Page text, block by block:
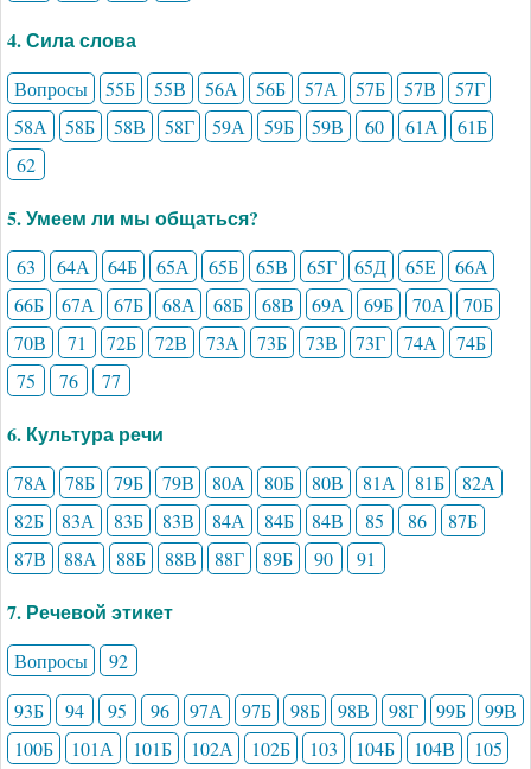
4. Сила слова
Вопросы 55Б 55В 56А 56Б 57А 57Б 57В
57Г
58А
58Б 58В 58Г 59А 59Б 59В 60 61А
61Б
62
5. Умеем ли мы общаться?
63 64А 64Б 65А 65Б 65В 65Г 65Д 65Е
66А
66Б
67А 67Б 68А 68Б 68В 69А 69Б 70А
70Б
70В
71 72Б 72В 73А 73Б 73В 73Г 74А
74Б
75
76 77
6. Культура речи
78А 78Б 79Б 79В 80А 80Б 80В 81А 81Б
82А
82Б
83А 83Б 83В 84А 84Б 84В 85 86
87Б
87В
88А 88Б 88В 88Г 89Б 90 91
7. Речевой этикет
Вопросы
92
93Б
94 95 96 97А 97Б 98Б 98В 98Г 99Б
99В
100Б
101А 101Б 102А 102Б 103 104Б 104В
105